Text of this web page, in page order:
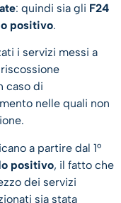
: quindi sia gli F24
positivo.
i servizi messi a
caso di
nelle quali non
a partire dal 1°
positivo, il fatto che
dei servizi
sia stata